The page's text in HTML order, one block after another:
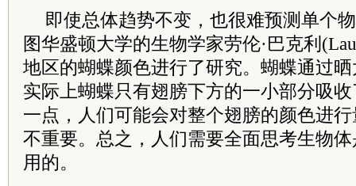
即使总体趋势不变，也很难预测单个
图华盛顿大学的生物学家劳伦·巴克利
地区的蝴蝶颜色进行了研究。蝴蝶通过
实际上蝴蝶只有翅膀下方的一小部分吸
一点，人们可能会对整个翅膀的颜色进
不重要。总之，人们需要全面思考生物
用的。